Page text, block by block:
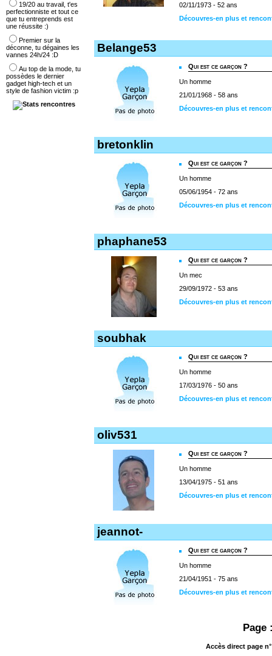
02/11/1973 - 52 ans
Découvres-en plus et
Belange53
Qui est ce garçon ?
Un homme
21/01/1968 - 58 ans
Découvres-en plus et
bretonklin
Qui est ce garçon ?
Un homme
05/06/1954 - 72 ans
Découvres-en plus et
phaphane53
Qui est ce garçon ?
Un mec
29/09/1972 - 53 ans
Découvres-en plus et
soubhak
Qui est ce garçon ?
Un homme
17/03/1976 - 50 ans
Découvres-en plus et
oliv531
Qui est ce garçon ?
Un homme
13/04/1975 - 51 ans
Découvres-en plus et
jeannot-
Qui est ce garçon ?
Un homme
21/04/1951 - 75 ans
Découvres-en plus et
Page
Accès direct page
19/20 au travail, t'es
perfectionniste et tout ce
que tu entreprends est
une réussite :)
Premier sur la
déconne, tu dégaines les
vannes 24h/24 :D
Au top de la mode, tu
possèdes le dernier
gadget high-tech et un
style de fashion victim :p